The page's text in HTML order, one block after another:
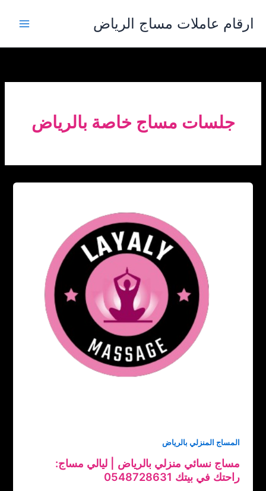
المحتوى
ارقام عاملات مساج الرياض
جلسات مساج خاصة بالرياض
المساج المنزلي بالرياض
مساج نسائي منزلي بالرياض | ليالي مساج:
راحتك في بيتك ‏‪0548728631